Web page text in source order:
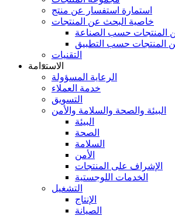
استمارة استفسار عن منتج
خاصية البحث عن المنتجات
المنتجات حسب الصناعة
المنتجات حسب التطبيق
التقنيات
الاستدامة
الرعاية المسؤولة
خدمة العملاء
التسويق
البيئة والصحة والسلامة والأمن
البيئة
الصحة
السلامة
الأمن
الإشراف على المنتجات
الخدمات اللوجستية
التشغيل
الإنتاج
الصيانة